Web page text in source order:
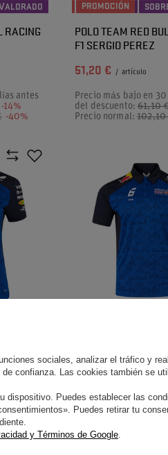
RACING
antes
-14%
-40%
PROMOCIÓN
POLO TEAM RED
F1 SERGIO PEREZ
51,20 € / artículo
Precio más bajo en
del descuento:61,10
Precio normal:102,10
sociales, analizar el tráfico y
confianza. Las cookies también se
dispositivo. Puedes establecer las
Puedes retirar tu
y Términos de Google.